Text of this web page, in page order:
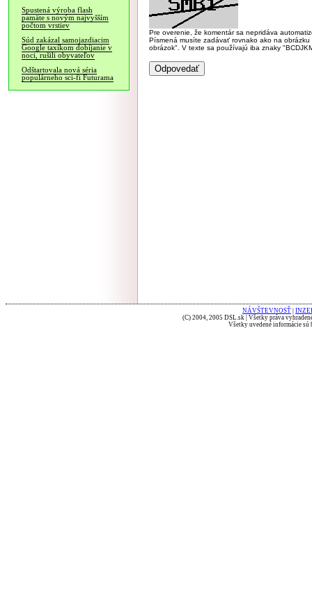
Spustená výroba flash
pamäte s novým najvyšším
počtom vrstiev
Súd zakázal samojazdiacim
Google taxíkom dobíjanie v
noci, rušili obyvateľov
Odštartovala nová séria
populárneho sci-fi Futurama
Pre overenie, že komentár sa nepridáva
Písmená musíte zadávať rovnako ako na
obrázok". V texte sa používajú iba znaky
NÁVŠTEVNOSŤ
(C) 2004, 2005 DSL.sk | Všetky práva
Všetky uvedené informácie sú